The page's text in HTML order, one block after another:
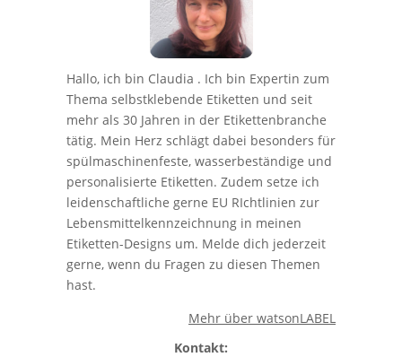
Hallo, ich bin Claudia . Ich bin Expertin zum
Thema selbstklebende Etiketten und seit
mehr als 30 Jahren in der Etikettenbranche
tätig. Mein Herz schlägt dabei besonders für
spülmaschinenfeste, wasserbeständige und
personalisierte Etiketten. Zudem setze ich
leidenschaftliche gerne EU RIchtlinien zur
Lebensmittelkennzeichnung in meinen
Etiketten-Designs um. Melde dich jederzeit
gerne, wenn du Fragen zu diesen Themen
hast.
Mehr über watsonLABEL
Kontakt: